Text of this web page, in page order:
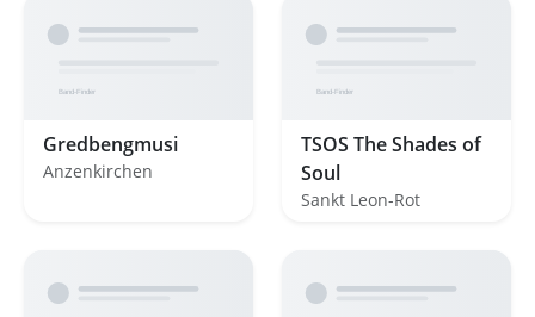
Gredbengmusi
Anzenkirchen
TSOS The Shades of
Soul
Sankt Leon-Rot